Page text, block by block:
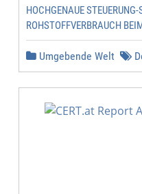
HOCHGENAUE
ROHSTOFFVERBRAUCH
Umgebende Welt